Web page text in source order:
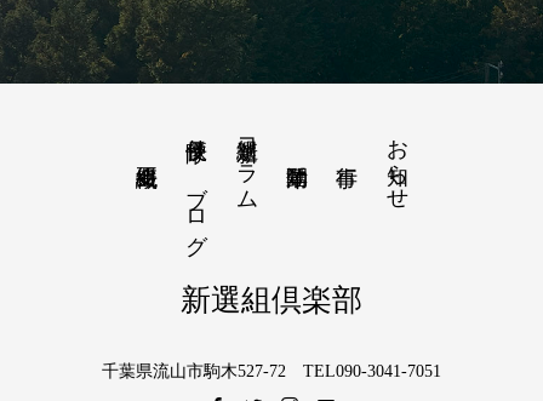
お知らせ
新選組コラム
隊長便り－ブログ
新選組倶楽部
千葉県流山市駒木527-72 TEL090-3041-7051